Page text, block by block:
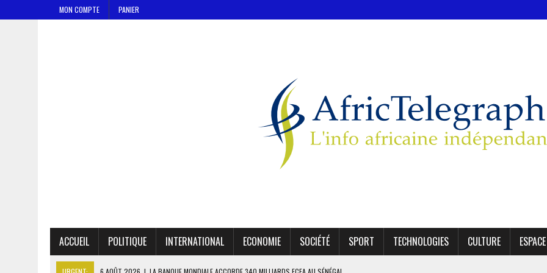
MON COMPTE PANIER
ACCUEIL POLITIQUE INTERNATIONAL ECONOMIE SOCIÉTÉ SPORT TECHNOLOGIES CULTURE